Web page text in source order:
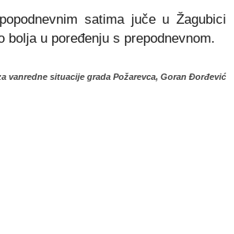
satima juče u Žagubici
bolja u poređenju s prepodnevnom.
vanredne situacije grada Požarevca, Goran Đorđević